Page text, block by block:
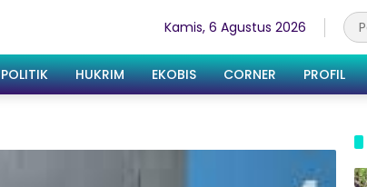
Kamis, 6 Agustus 2026
POLITIK HUKRIM EKOBIS CORNER PROFIL